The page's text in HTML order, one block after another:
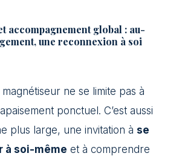
accompagnement global : au-
une reconnexion à soi
ne se limite pas à
ponctuel. C’est aussi
plus large, une invitation à se
à soi-même et à comprendre